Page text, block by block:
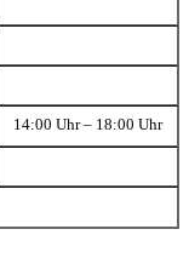
14:00 Uhr – 18:00 Uhr